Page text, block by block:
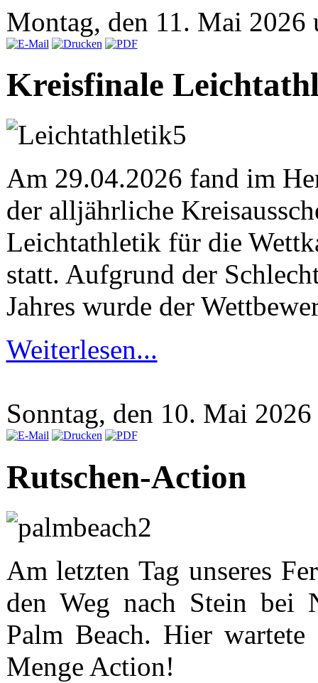
Montag, den 11. Mai
Kreisfinale
Am 29.04.2026 fand im
der alljährliche
Leichtathletik für die
statt. Aufgrund der
Jahres wurde der
Weiterlesen...
Sonntag, den 10. Mai
Rutschen-Action
Am letzten Tag unseres
den Weg nach Stein bei
Palm Beach. Hier
Menge Action!